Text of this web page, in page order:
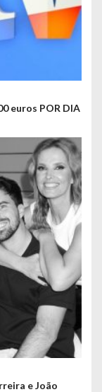
euros POR DIA
e João